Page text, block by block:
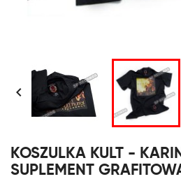

KOSZULKA KULT -
SUPLEMENT